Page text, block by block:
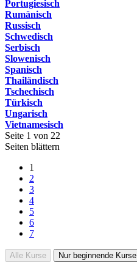
Portugiesisch
Rumänisch
Russisch
Schwedisch
Serbisch
Slowenisch
Spanisch
Thailändisch
Tschechisch
Türkisch
Ungarisch
Vietnamesisch
Seite 1 von 22
Seiten blättern
1
2
3
4
5
6
7
Alle Kurse Nur beginnende Kurse